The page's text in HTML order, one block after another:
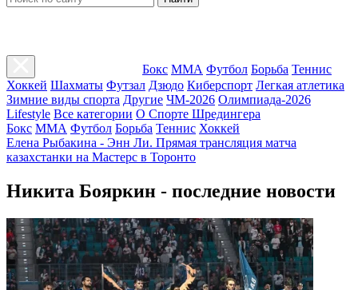
Бокс ММА Футбол Борьба Теннис
Хоккей Шахматы Футзал Дзюдо Киберспорт Легкая атлетика
Зимние виды спорта Другие ЧМ-2026 Олимпиада-2026
Lifestyle Все категории О Спорте Шредингера
Бокс ММА Футбол Борьба Теннис Хоккей
Елена Рыбакина - Энн Ли. Прямая трансляция матча
казахстанки на Мастерс в Торонто
Никита Бояркин - последние новости